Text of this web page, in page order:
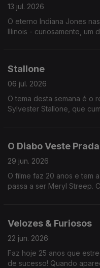
13 jul. 2026
O eterno Indiana Jones
Illinois - curiosamente, um
Stallone
06 jul. 2026
O tema desta semana é o
Sylvester Stallone, que
O Diabo Veste Prada
29 jun. 2026
O filme faz 20 anos e tem
passa a ser Meryl Streep.
Velozes & Furiosos
22 jun. 2026
Faz hoje 25 anos que
de sucesso! Quando